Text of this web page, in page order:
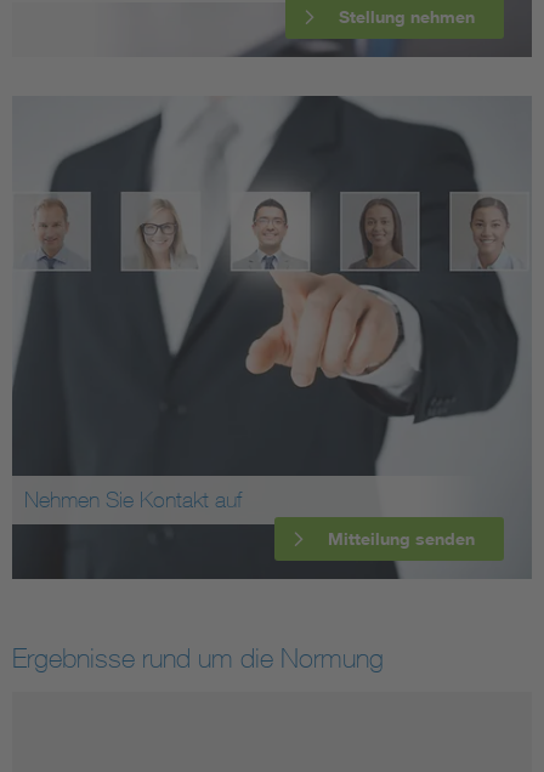
Stellung nehmen
Nehmen Sie Kontakt auf
Mitteilung senden
Ergebnisse rund um die Normung